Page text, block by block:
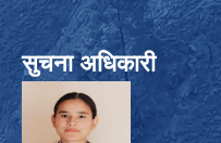
सुचना अधिकारी